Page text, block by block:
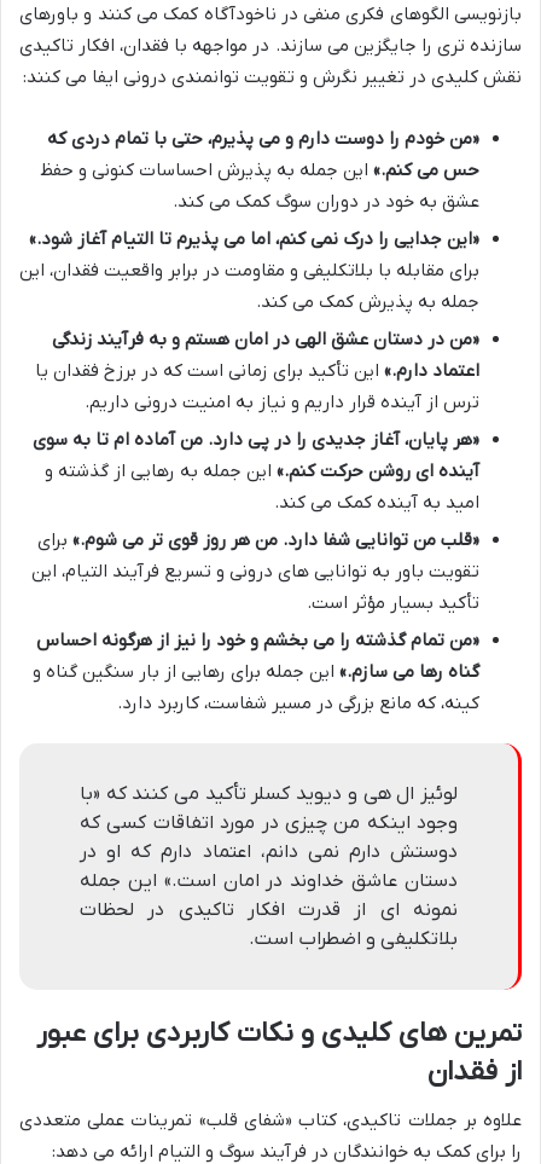
بازنویسی الگوهای فکری منفی در ناخودآگاه کمک می کنند و باورهای
سازنده تری را جایگزین می سازند. در مواجهه با فقدان، افکار تاکیدی
نقش کلیدی در تغییر نگرش و تقویت توانمندی درونی ایفا می کنند:
«من خودم را دوست دارم و می پذیرم، حتی با تمام دردی که
حس می کنم.» این جمله به پذیرش احساسات کنونی و حفظ
عشق به خود در دوران سوگ کمک می کند.
«این جدایی را درک نمی کنم، اما می پذیرم تا التیام آغاز شود.»
برای مقابله با بلاتکلیفی و مقاومت در برابر واقعیت فقدان، این
جمله به پذیرش کمک می کند.
«من در دستان عشق الهی در امان هستم و به فرآیند زندگی
اعتماد دارم.» این تأکید برای زمانی است که در برزخ فقدان یا
ترس از آینده قرار داریم و نیاز به امنیت درونی داریم.
«هر پایان، آغاز جدیدی را در پی دارد. من آماده ام تا به سوی
آینده ای روشن حرکت کنم.» این جمله به رهایی از گذشته و
امید به آینده کمک می کند.
«قلب من توانایی شفا دارد. من هر روز قوی تر می شوم.» برای
تقویت باور به توانایی های درونی و تسریع فرآیند التیام، این
تأکید بسیار مؤثر است.
«من تمام گذشته را می بخشم و خود را نیز از هرگونه احساس
گناه رها می سازم.» این جمله برای رهایی از بار سنگین گناه و
کینه، که مانع بزرگی در مسیر شفاست، کاربرد دارد.
لوئیز ال هی و دیوید کسلر تأکید می کنند که «با
وجود اینکه من چیزی در مورد اتفاقات کسی که
دوستش دارم نمی دانم، اعتماد دارم که او در
دستان عاشق خداوند در امان است.» این جمله
نمونه ای از قدرت افکار تاکیدی در لحظات
بلاتکلیفی و اضطراب است.
تمرین های کلیدی و نکات کاربردی برای عبور
از فقدان
علاوه بر جملات تاکیدی، کتاب «شفای قلب» تمرینات عملی متعددی
را برای کمک به خوانندگان در فرآیند سوگ و التیام ارائه می دهد: